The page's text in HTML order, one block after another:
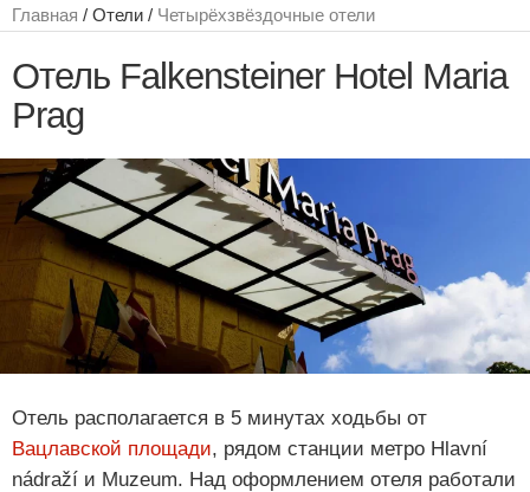
Главная / Отели / Четырёхзвёздочные отели
Отель Falkensteiner Hotel Maria
Prag
Отель располагается в 5 минутах ходьбы от
Вацлавской площади, рядом станции метро Hlavní
nádraží и Muzeum. Над оформлением отеля работали